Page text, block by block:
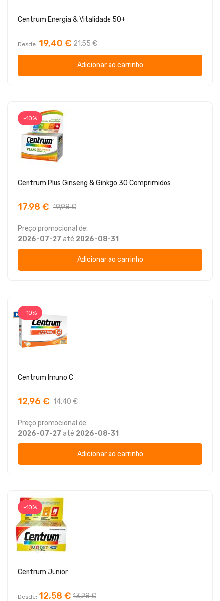
Centrum Energia & Vitalidade 50+
Desde 19,40 € 21,55 €
Adicionar ao carrinho
-10%
Centrum Plus Ginseng & Ginkgo 30 Comprimidos
17,98 € 19,98 €
Preço promocional de:
2026-07-27 até 2026-08-31
Adicionar ao carrinho
-10%
Centrum Imuno C
12,96 € 14,40 €
Preço promocional de:
2026-07-27 até 2026-08-31
Adicionar ao carrinho
-10%
Centrum Junior
Desde 12,58 € 13,98 €